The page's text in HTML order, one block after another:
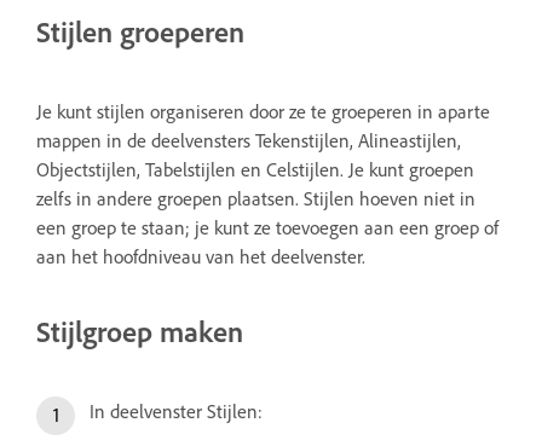
Stijlen groeperen
Je kunt stijlen organiseren door ze te groeperen in aparte
mappen in de deelvensters Tekenstijlen, Alineastijlen,
Objectstijlen, Tabelstijlen en Celstijlen. Je kunt groepen
zelfs in andere groepen plaatsen. Stijlen hoeven niet in
een groep te staan; je kunt ze toevoegen aan een groep of
aan het hoofdniveau van het deelvenster.
Stijlgroep maken
In deelvenster Stijlen: